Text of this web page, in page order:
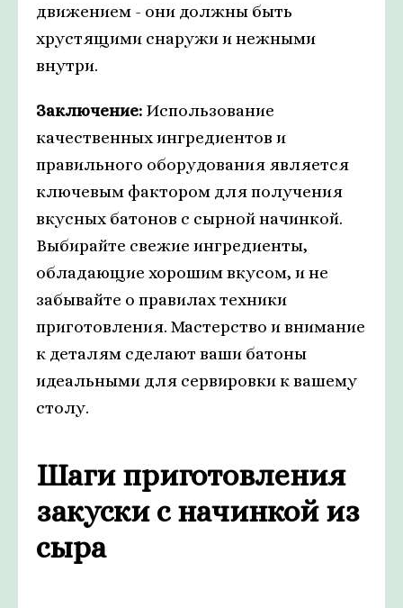
движением - они должны быть
хрустящими снаружи и нежными
внутри.
Заключение: Использование
качественных ингредиентов и
правильного оборудования является
ключевым фактором для получения
вкусных батонов с сырной начинкой.
Выбирайте свежие ингредиенты,
обладающие хорошим вкусом, и не
забывайте о правилах техники
приготовления. Мастерство и внимание
к деталям сделают ваши батоны
идеальными для сервировки к вашему
столу.
Шаги приготовления
закуски с начинкой из
сыра